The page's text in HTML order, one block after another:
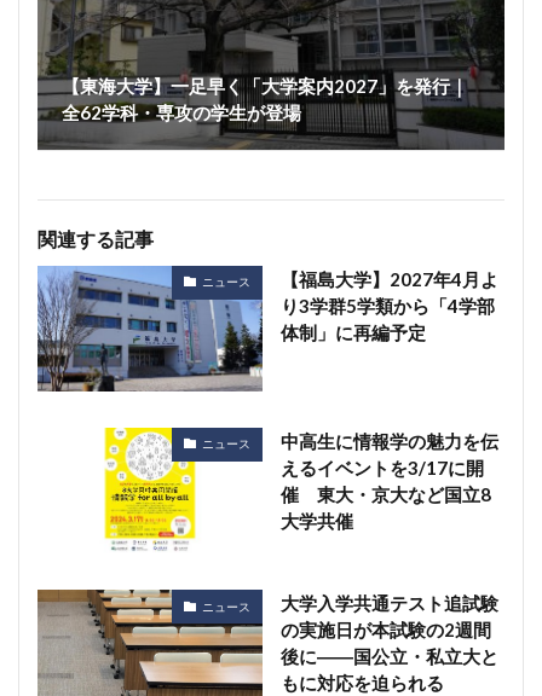
【東海大学】一足早く「大学案内2027」を発行｜
全62学科・専攻の学生が登場
関連する記事
ニュース
【福島大学】2027年4月よ
り3学群5学類から「4学部
体制」に再編予定
ニュース
中高生に情報学の魅力を伝
えるイベントを3/17に開
催 東大・京大など国立8
大学共催
ニュース
大学入学共通テスト追試験
の実施日が本試験の2週間
後に――国公立・私立大と
もに対応を迫られる